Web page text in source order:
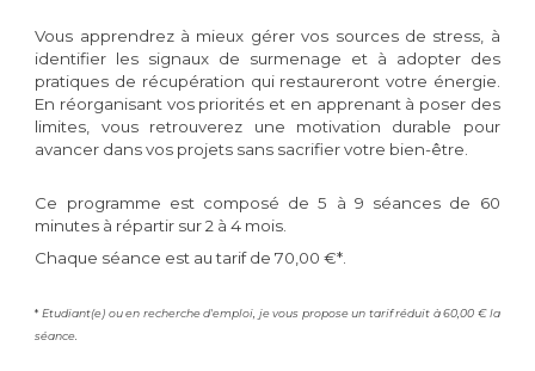
Vous apprendrez à mieux gérer vos sources de stress, à
identifier les signaux de surmenage et à adopter des
pratiques de récupération qui restaureront votre énergie.
En réorganisant vos priorités et en apprenant à poser des
limites, vous retrouverez une motivation durable pour
avancer dans vos projets sans sacrifier votre bien-être.
Ce programme est composé de 5 à 9 séances de 60
minutes à répartir sur 2 à 4 mois.
Chaque séance est au tarif de 70,00 €*.
* Etudiant(e) ou en recherche d'emploi, je vous propose un tarif réduit à 60,00 € la
séance.